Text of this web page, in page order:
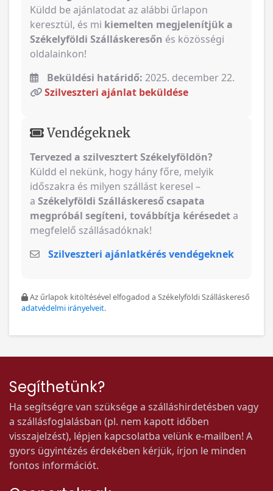
Küldd be ajánlatodat az alábbi űrlapon
keresztül, és mi kiemelten megjelenítjük a
Székelyföldi Szálláskeresőn és közösségi
oldalainkon!
Beküldési határidő: 2025. december 22.
Szilveszteri ajánlat beküldése
Vendégeknek
Tervezed a szilvesztert Székelyföldön?
Küldd el nekünk, hogy hány főre, melyik
időszakra és milyen szállást keresel –
a Székelyföldi Szálláskereső csapata
megpróbál segíteni, továbbítja kérésedeta
megfelelő szállásadóknak!
Szilveszteri ajánlatkérés vendégeknek
Az űrlapok kitöltésével elfogadod a Székelyföldi Szálláskereső
adatvédelmi irányelveit.
Segíthetünk?
Ha segítségre van szüksége a szálláshirdetésben vagy
a szállásfoglalásban (pl. nem kapott időben
visszajelzést), lépjen kapcsolatba velünk e-mailben! A
gyors ügyintézés érdekében kérjük, írjon le minden
fontos információt.